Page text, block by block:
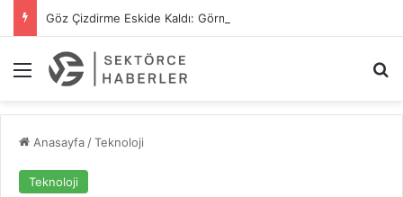
Menü
Anasayfa/Teknoloji
Teknoloji